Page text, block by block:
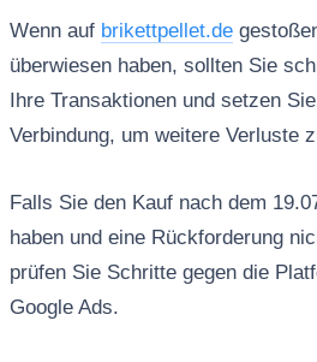
Wenn auf brikettpellet.de
überwiesen haben, sollten Sie
Ihre Transaktionen und setzen
Verbindung, um weitere Verluste
Falls Sie den Kauf nach dem
haben und eine Rückforderung
prüfen Sie Schritte gegen die
Google Ads.